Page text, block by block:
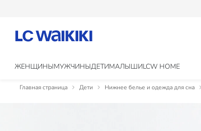
ЖЕНЩИНЫМУЖЧИНЫДЕТИМАЛЫШИLCW HOME
Главная страница Дети Нижнее белье и одежда для сна